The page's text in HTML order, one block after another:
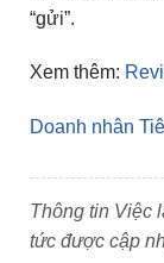
“gửi”.
Xem thêm:
Doanh nhân
Thông tin Việc
tức được cập